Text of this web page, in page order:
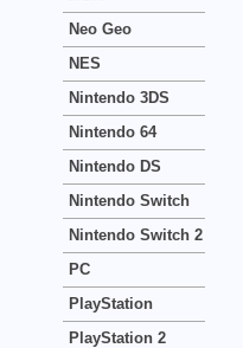
Neo Geo
NES
Nintendo 3DS
Nintendo 64
Nintendo DS
Nintendo Switch
Nintendo Switch 2
PC
PlayStation
PlayStation 2